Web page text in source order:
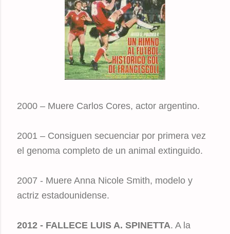
2000 – Muere Carlos Cores, actor argentino.
2001 – Consiguen secuenciar por primera vez
el genoma completo de un animal extinguido.
2007 - Muere Anna Nicole Smith, modelo y
actriz estadounidense.
2012 - FALLECE LUIS A. SPINETTA. A la